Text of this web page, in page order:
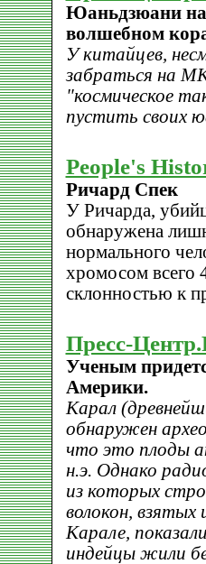
Юаньдзюани
волшебном
У китайцев,
забраться на
"космическое
пустить своих
People's
Ричард Спек
У Ричарда,
обнаружена
нормального
хромосом всего
склонностью к
Пресс-
Ученым
Америки.
Карал
обнаружен
что это плоды
н.э. Однако
из которых
волокон,
Карале,
индейцы жили